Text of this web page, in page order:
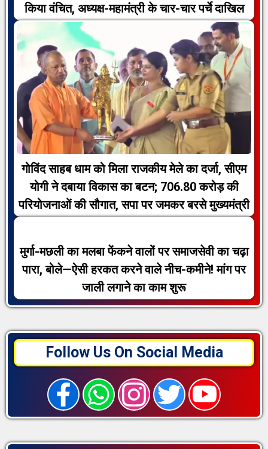
किया वंचित, अध्यक्ष-महामंत्री के चार-चार पर्चे दाखिल
गोविंद साहब धाम को मिला राजकीय मेले का दर्जा, सीएम
योगी ने दबाया विकास का बटन; 706.80 करोड़ की
परियोजनाओं की सौगात, सपा पर जमकर बरसे मुख्यमंत्री
मुर्गा-मछली का मलबा फेंकने वालों पर समाजसेवी का चढ़ा
पारा, बोले—ऐसी हरकत करने वाले नीच-कमीने! मांग पर
जाली लगाने का काम शुरू
Follow Us On Social Media